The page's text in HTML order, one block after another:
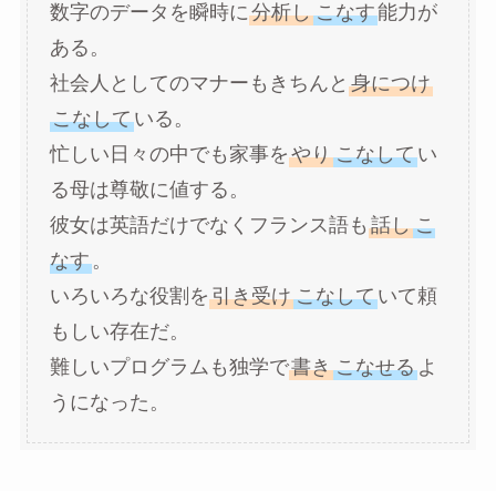
数字のデータを瞬時に分析し こなす能力が
ある。
社会人としてのマナーもきちんと 身につけ
こなしている。
忙しい日々の中でも家事をやり こなしてい
る母は尊敬に値する。
彼女は英語だけでなくフランス語も 話し こ
なす。
いろいろな役割を引き受け こなしていて頼
もしい存在だ。
難しいプログラムも独学で書き こなせるよ
うになった。